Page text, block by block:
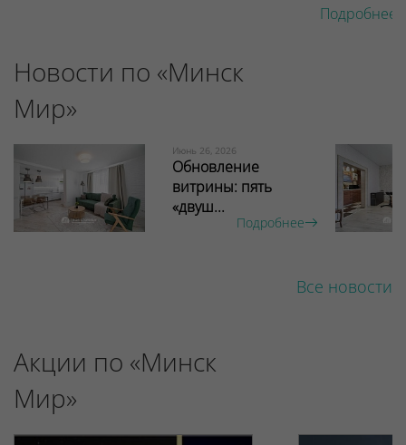
Подробнее
Новости по «Минск
Мир»
Июнь 26, 2026
Обновление
витрины: пять
«двуш...
Подробнее
Все новости
Акции по «Минск
Мир»